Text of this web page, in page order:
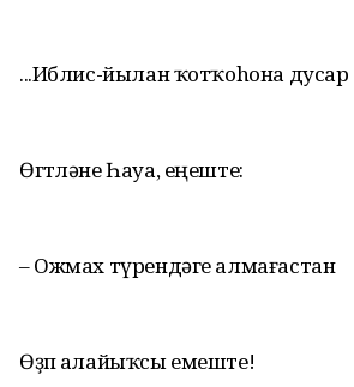
...Иблис-йылан ҡотҡоhона дусар
Өгөтләне Һауа, еңеште:
– Ожмах түрендәге алмағастан
Өҙөп алайыҡсы емеште!